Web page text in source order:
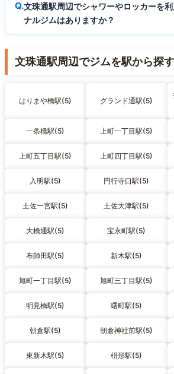
文珠通駅周辺でシャワーやロッカーを
ナルジムはありますか？
文珠通駅周辺でジムを駅から探す
はりまや橋駅(5) グランド通駅(5)
一条橋駅(5) 上町一丁目駅(5)
上町五丁目駅(5) 上町四丁目駅(5)
入明駅(5) 円行寺口駅(5)
土佐一宮駅(5) 土佐大津駅(5)
大橋通駅(5) 宝永町駅(5)
布師田駅(5) 新木駅(5)
旭町一丁目駅(5) 旭町三丁目駅(5)
明見橋駅(5) 曙町駅(5)
朝倉駅(5) 朝倉神社前駅(5)
東新木駅(5) 枡形駅(5)